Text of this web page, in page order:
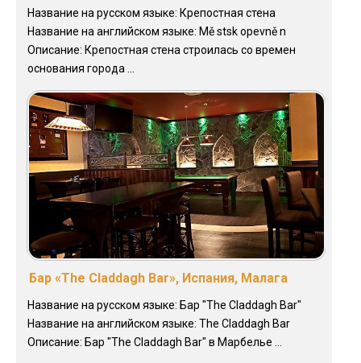
Название на русском языке: Крепостная стена
Название на английском языке: Mě stsk opevně n
Описание: Крепостная стена строилась со времен
основания города ...
Бар «The Claddagh Bar», Испания, Малага
Название на русском языке: Бар "The Claddagh Bar"
Название на английском языке: The Claddagh Bar
Описание: Бар "The Claddagh Bar" в Марбелье ...